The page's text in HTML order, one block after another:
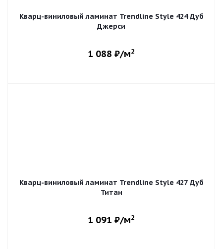
Кварц-виниловый ламинат Trendline Style 424 Дуб
Джерси
1 088 ₽/м2
Кварц-виниловый ламинат Trendline Style 427 Дуб
Титан
1 091 ₽/м2